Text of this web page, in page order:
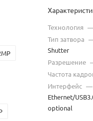
Технология
Тип затвора
Shutter
Разрешение
Частота
Интерфейс —
Ethernet/
optional